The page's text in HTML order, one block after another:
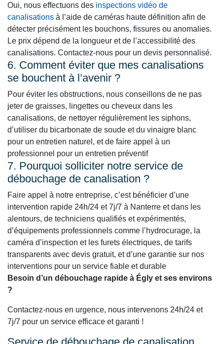
Oui, nous effectuons des inspections vidéo de
canalisations à l’aide de caméras haute définition afin de
détecter précisément les bouchons, fissures ou anomalies.
Le prix dépend de la longueur et de l’accessibilité des
canalisations. Contactez-nous pour un devis personnalisé.
6. Comment éviter que mes canalisations
se bouchent à l’avenir ?
Pour éviter les obstructions, nous conseillons de ne pas
jeter de graisses, lingettes ou cheveux dans les
canalisations, de nettoyer régulièrement les siphons,
d’utiliser du bicarbonate de soude et du vinaigre blanc
pour un entretien naturel, et de faire appel à un
professionnel pour un entretien préventif
7. Pourquoi solliciter notre service de
débouchage de canalisation ?
Faire appel à notre entreprise, c’est bénéficier d’une
intervention rapide 24h/24 et 7j/7 à Nanterre et dans les
alentours, de techniciens qualifiés et expérimentés,
d’équipements professionnels comme l’hydrocurage, la
caméra d’inspection et les furets électriques, de tarifs
transparents avec devis gratuit, et d’une garantie sur nos
interventions pour un service fiable et durable
Besoin d’un débouchage rapide à Égly et ses environs
?
Contactez-nous en urgence, nous intervenons 24h/24 et
7j/7 pour un service efficace et garanti !